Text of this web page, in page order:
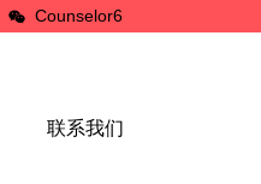
Counselor6
联系我们